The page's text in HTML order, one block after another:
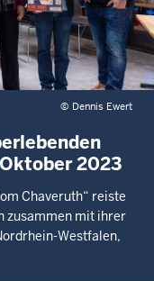
© Dennis Ewert
2023
Chaveruth“ reiste
zusammen mit ihrer
Westfalen,